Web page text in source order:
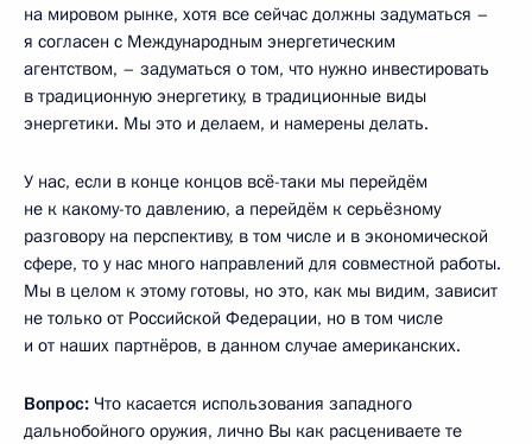
на мировом рынке, хотя все сейчас должны задуматься –
я согласен с Международным энергетическим
агентством, – задуматься о том, что нужно инвестировать
в традиционную энергетику, в традиционные виды
энергетики. Мы это и делаем, и намерены делать.
У нас, если в конце концов всё-таки мы перейдём
не к какому-то давлению, а перейдём к серьёзному
разговору на перспективу, в том числе и в экономической
сфере, то у нас много направлений для совместной работы.
Мы в целом к этому готовы, но это, как мы видим, зависит
не только от Российской Федерации, но в том числе
и от наших партнёров, в данном случае американских.
Вопрос: Что касается использования западного
дальнобойного оружия, лично Вы как расцениваете те